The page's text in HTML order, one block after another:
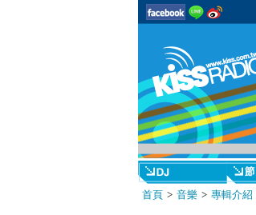
首頁> 音樂> 專輯介紹